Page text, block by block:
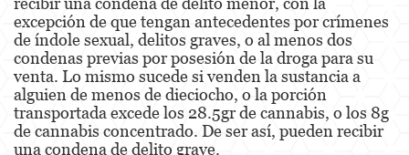
Fraude a la Compensación a los
Trabajadores
Fraude a Programas de Asistencia Pública
Fraude al Sistema de Salud
excepción de que tengan antecedentes por crímenes
de índole sexual, delitos graves, o al menos dos
condenas previas por posesión de la droga para su
venta. Lo mismo sucede si venden la sustancia a
alguien de menos de dieciocho, o la porción
transportada excede los 28.5gr de cannabis, o los 8g
de cannabis concentrado. De ser así, pueden recibir
una condena de delito grave.